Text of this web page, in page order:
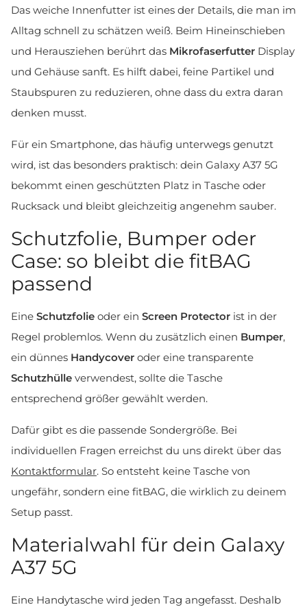
Das weiche Innenfutter ist eines der Details, die man im
Alltag schnell zu schätzen weiß. Beim Hineinschieben
und Herausziehen berührt das Mikrofaserfutter Display
und Gehäuse sanft. Es hilft dabei, feine Partikel und
Staubspuren zu reduzieren, ohne dass du extra daran
denken musst.
Für ein Smartphone, das häufig unterwegs genutzt
wird, ist das besonders praktisch: dein Galaxy A37 5G
bekommt einen geschützten Platz in Tasche oder
Rucksack und bleibt gleichzeitig angenehm sauber.
Schutzfolie, Bumper oder
Case: so bleibt die fitBAG
passend
Eine Schutzfolie oder ein Screen Protector ist in der
Regel problemlos. Wenn du zusätzlich einen Bumper,
ein dünnes Handycover oder eine transparente
Schutzhülle verwendest, sollte die Tasche
entsprechend größer gewählt werden.
Dafür gibt es die passende Sondergröße. Bei
individuellen Fragen erreichst du uns direkt über das
Kontaktformular. So entsteht keine Tasche von
ungefähr, sondern eine fitBAG, die wirklich zu deinem
Setup passt.
Materialwahl für dein Galaxy
A37 5G
Eine Handytasche wird jeden Tag angefasst. Deshalb